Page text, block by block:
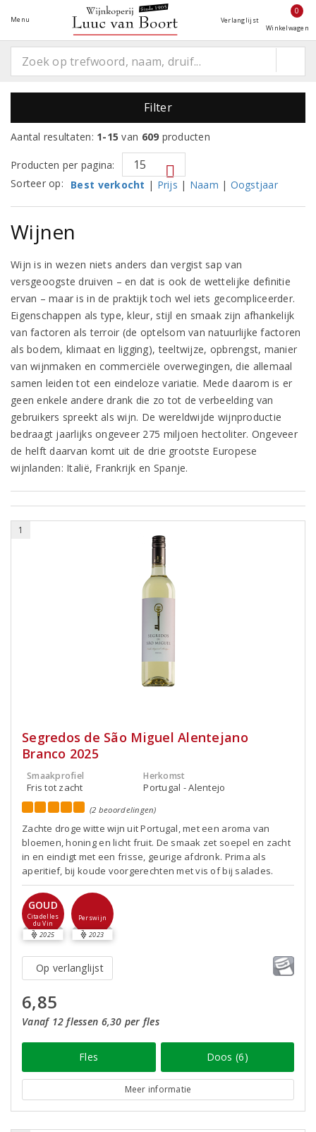
Menu Verlanglijst
0
Winkelwagen
Filter
Aantal resultaten: 1-15 van 609 producten
Producten per pagina:
Sorteer op:
Best verkocht | Prijs | Naam | Oogstjaar
Wijnen
Wijn is in wezen niets anders dan vergist sap van
versgeoogste druiven – en dat is ook de wettelijke definitie
ervan – maar is in de praktijk toch wel iets gecompliceerder.
Eigenschappen als type, kleur, stijl en smaak zijn afhankelijk
van factoren als terroir (de optelsom van natuurlijke factoren
als bodem, klimaat en ligging), teeltwijze, opbrengst, manier
van wijnmaken en commerciële overwegingen, die allemaal
samen leiden tot een eindeloze variatie. Mede daarom is er
geen enkele andere drank die zo tot de verbeelding van
gebruikers spreekt als wijn. De wereldwijde wijnproductie
bedraagt jaarlijks ongeveer 275 miljoen hectoliter. Ongeveer
de helft daarvan komt uit de drie grootste Europese
wijnlanden: Italië, Frankrijk en Spanje.
1
Segredos de São Miguel Alentejano
Branco 2025
Smaakprofiel
Fris tot zacht
Herkomst
Portugal - Alentejo
(2 beoordelingen)
Zachte droge witte wijn uit Portugal, met een aroma van
bloemen, honing en licht fruit. De smaak zet soepel en zacht
in en eindigt met een frisse, geurige afdronk. Prima als
aperitief, bij koude voorgerechten met vis of bij salades.
GOUD
Citadelles
du Vin
2025
Perswijn
2023
Op verlanglijst
6,85
Vanaf 12 flessen 6,30 per fles
Fles Doos (6)
Meer informatie